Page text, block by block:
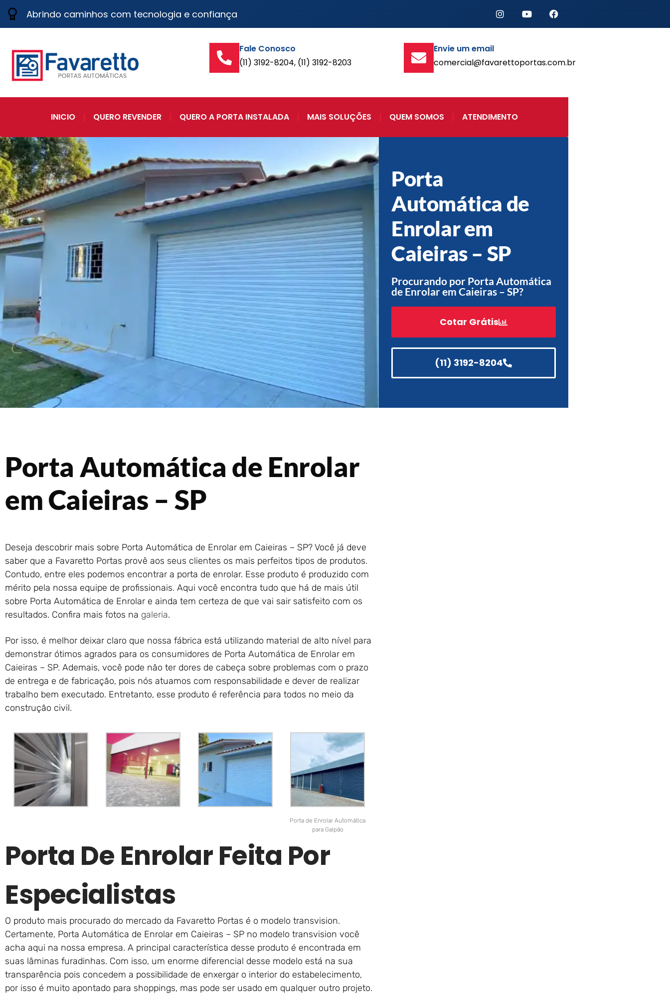
Abrindo caminhos com tecnologia e confiança
Fale Conosco
(11) 3192-8204, (11) 3192-8203
Envie um email
comercial@favarettoportas.com.br
INICIO QUERO REVENDER QUERO A PORTA INSTALADA MAIS SOLUÇÕES QUEM SOMOS ATENDIMENTO
Porta
Automática de
Enrolar em
Caieiras – SP
Procurando por Porta Automática
de Enrolar em Caieiras – SP?
Cotar Grátis
(11) 3192-8204
Porta Automática de Enrolar
em Caieiras – SP
Deseja descobrir mais sobre Porta Automática de Enrolar em Caieiras – SP? Você já deve
saber que a Favaretto Portas provê aos seus clientes os mais perfeitos tipos de produtos.
Contudo, entre eles podemos encontrar a porta de enrolar. Esse produto é produzido com
mérito pela nossa equipe de profissionais. Aqui você encontra tudo que há de mais útil
sobre Porta Automática de Enrolar e ainda tem certeza de que vai sair satisfeito com os
resultados. Confira mais fotos na galeria.
Por isso, é melhor deixar claro que nossa fábrica está utilizando material de alto nível para
demonstrar ótimos agrados para os consumidores de Porta Automática de Enrolar em
Caieiras – SP. Ademais, você pode não ter dores de cabeça sobre problemas com o prazo
de entrega e de fabricação, pois nós atuamos com responsabilidade e dever de realizar
trabalho bem executado. Entretanto, esse produto é referência para todos no meio da
construção civil.
Porta de Enrolar Automática
para Galpão
Porta De Enrolar Feita Por
Especialistas
O produto mais procurado do mercado da Favaretto Portas é o modelo transvision.
Certamente, Porta Automática de Enrolar em Caieiras – SP no modelo transvision você
acha aqui na nossa empresa. A principal característica desse produto é encontrada em
suas lâminas furadinhas. Com isso, um enorme diferencial desse modelo está na sua
transparência pois concedem a possibilidade de enxergar o interior do estabelecimento,
por isso é muito apontado para shoppings, mas pode ser usado em qualquer outro projeto.